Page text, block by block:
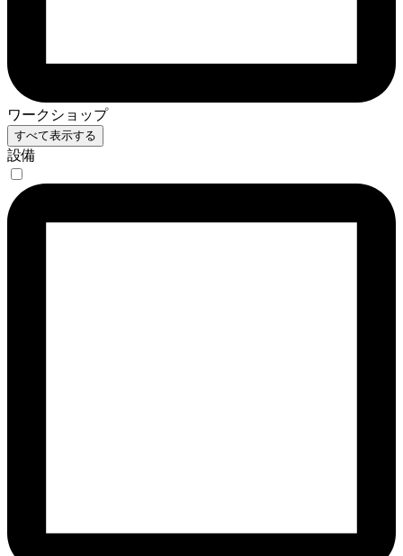
ワークショップ
すべて表示する
設備